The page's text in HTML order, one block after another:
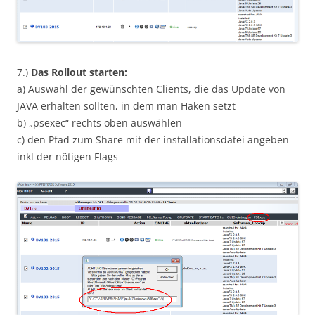
7.) Das Rollout starten:
a) Auswahl der gewünschten Clients, die das Update von
JAVA erhalten sollten, in dem man Haken setzt
b) „psexec“ rechts oben auswählen
c) den Pfad zum Share mit der installationsdatei angeben
inkl der nötigen Flags